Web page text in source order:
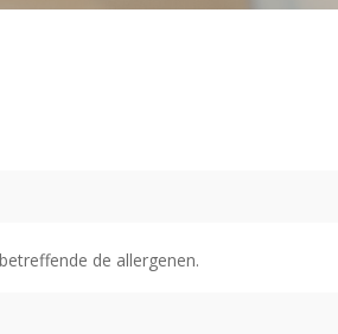
de allergenen.